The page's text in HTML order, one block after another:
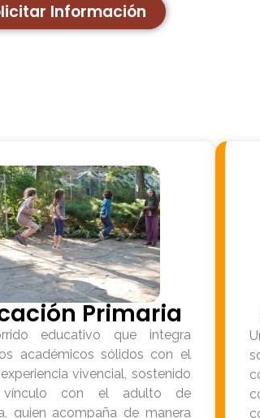
Información
Primaria
educativo que integra
académicos sólidos con el
vivencial, sostenido
con el adulto de
quien acompaña de manera